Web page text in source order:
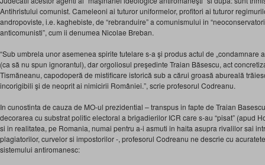
Antihristului comunist. Cameleoni ai tuturor uniformelor, profitori ai tuturor
andropoviste, i.e. kaghebiste, de “rebranduire” a comunismului in
anticomunisti”, cum ii denumea Nicolae Breban.
“Sub umbrela unor asemenea spirite tutelare s-⁠a şi produs actul de „condamnare
(ca să nu spun ignorantul), dar orgoliosul preşedinte Traian Băsescu, act
Tismăneanu, capodoperă de mistificare istorică sub a cărui groasă abureală
incorigibili şi de neoprit ai nimicirii României.”, scrie profesorul Codreanu.
In cunostinta de cauza de MO-ul prezidential – transpus in fapte de Traian
decorarea cu substrat politic electoral a brigadierilor ICR care s-au “pisat” (apud
si in realitatea, pe Romania, numai pentru a-i asmuti in haita asupra rivalilor sai
plagiatorilor, curvelor si impostorilor -, profesorul Codreanu ne descrie cu
sistemului antiromanesc: